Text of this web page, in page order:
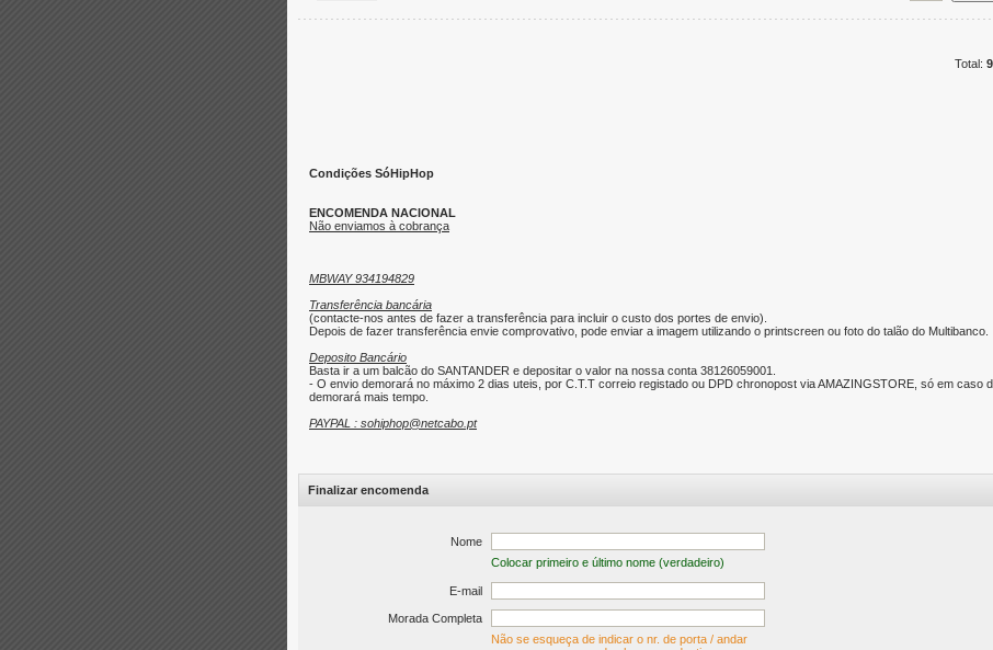
Total:
Condições SóHipHop
ENCOMENDA NACIONAL
Não enviamos à cobrança
MBWAY 934194829
Transferência bancária
(contacte-nos antes de fazer a transferência para incluir o custo dos portes de envio).
Depois de fazer transferência envie comprovativo, pode enviar a imagem utilizando o printscreen ou foto do talão do Multibanco.
Deposito Bancário
Basta ir a um balcão do SANTANDER e depositar o valor na nossa conta 38126059001.
- O envio demorará no máximo 2 dias uteis, por C.T.T correio registado ou DPD chronopost via AMAZINGSTORE, só em caso
demorará mais tempo.
PAYPAL : sohiphop@netcabo.pt
Finalizar encomenda
Nome
Colocar primeiro e último nome (verdadeiro)
E-mail
Morada Completa
Não se esqueça de indicar o nr. de porta / andar